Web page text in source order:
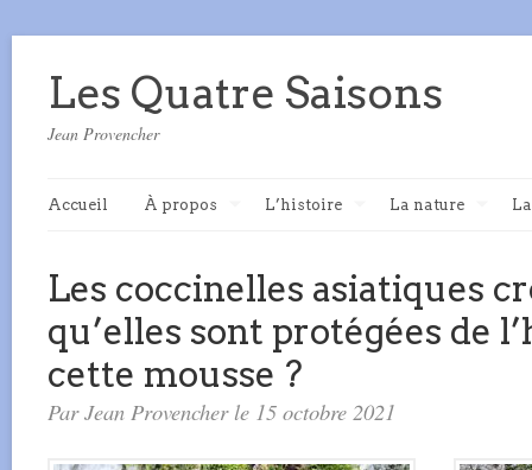
Les Quatre Saisons
Jean Provencher
Accueil À propos L’histoire La nature
Les coccinelles asiatiques
qu’elles sont protégées de
cette mousse ?
Par Jean Provencher le 15 octobre 2021